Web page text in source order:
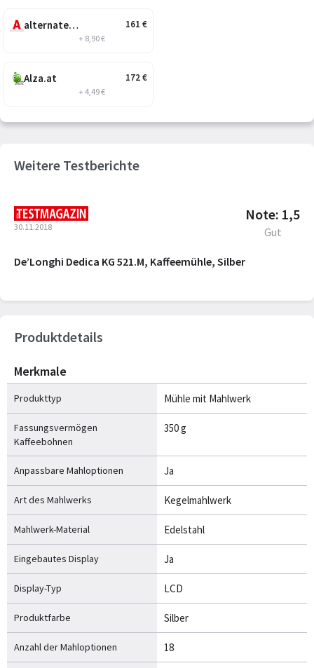
161 €
alternate.at
+ 8,90 €
172€
Alza.at
+ 4,49 €
Weitere Testberichte
30.11.2018
Note: 1,5
Gut
De’Longhi Dedica KG 521.M, Kaffeemühle, Silber
Produktdetails
Merkmale
Produkttyp Mühle mit Mahlwerk
Fassungsvermögen
Kaffeebohnen
350 g
Anpassbare Mahloptionen Ja
Art des Mahlwerks Kegelmahlwerk
Mahlwerk-Material Edelstahl
Eingebautes Display Ja
Display-Typ LCD
Produktfarbe Silber
Anzahl der Mahloptionen 18